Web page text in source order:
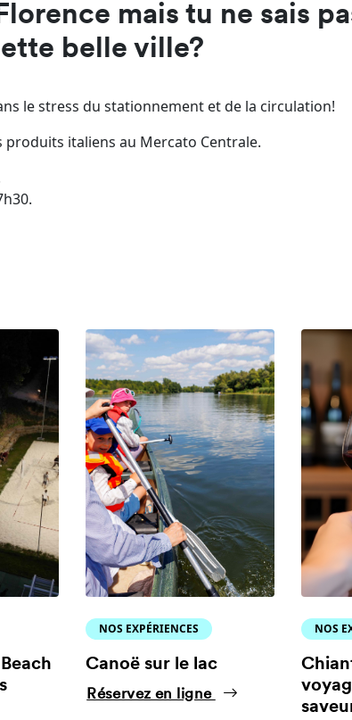
mais tu ne sais
belle ville?
le stress du stationnement et de la circulation!
italiens au Mercato Centrale.
NOS EXPÉRIENCES
Canoë sur le lac
Réservez en ligne
NOS